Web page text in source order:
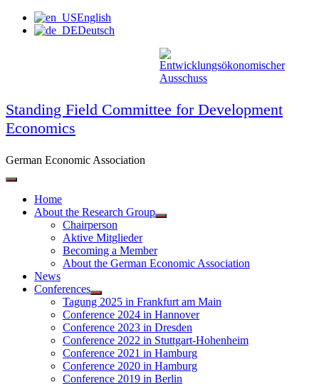
Skip
English
Deutsch
Standing Field Committee for Development
Economics
German Economic Association
Home
About the Research Group
Chairperson
Aktive Mitglieder
Becoming a Member
About the German Economic Association
News
Conferences
Tagung 2025 in Frankfurt am Main
Conference 2024 in Hannover
Conference 2023 in Dresden
Conference 2022 in Stuttgart-Hohenheim
Conference 2021 in Hamburg
Conference 2020 in Hamburg
Conference 2019 in Berlin